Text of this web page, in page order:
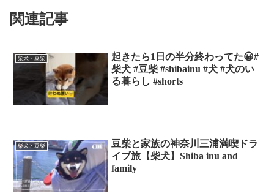
関連記事
柴犬・豆柴
起きたら1日の半分終わってた😀#
柴犬 #豆柴 #shibainu #犬 #犬のい
る暮らし #shorts
柴犬・豆柴
豆柴と家族の神奈川三浦満喫ドラ
イブ旅【柴犬】Shiba inu and
family